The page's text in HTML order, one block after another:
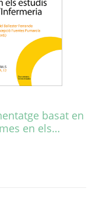
basat en
en els…